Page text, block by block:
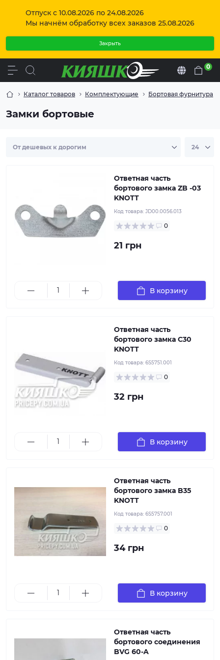
Отпуск с 10.08.2026 по 24.08.2026
Мы начнём обработку всех заказов 25.08.2026
Закрыть
Ru 0
Каталог товаров Комплектующие Бортовая фурнитура
Замки бортовые
ZB-03 JD.00.56.013 Назначение: используется для
Ответная часть
бортового замка ZB -03
KNOTT
Код товара: JD00.0056.013
0
21 грн
В корзину
Ответная часть
бортового замка С30
KNOTT
Код товара: 6S5751.001
0
32 грн
В корзину
Ответная часть
бортового замка B35
KNOTT
Код товара: 6S5757.001
0
34 грн
В корзину
цинкование Производитель : Winterhoff Вес : 0,06 кг
Ответная часть
бортового соединения
BVG 60-A